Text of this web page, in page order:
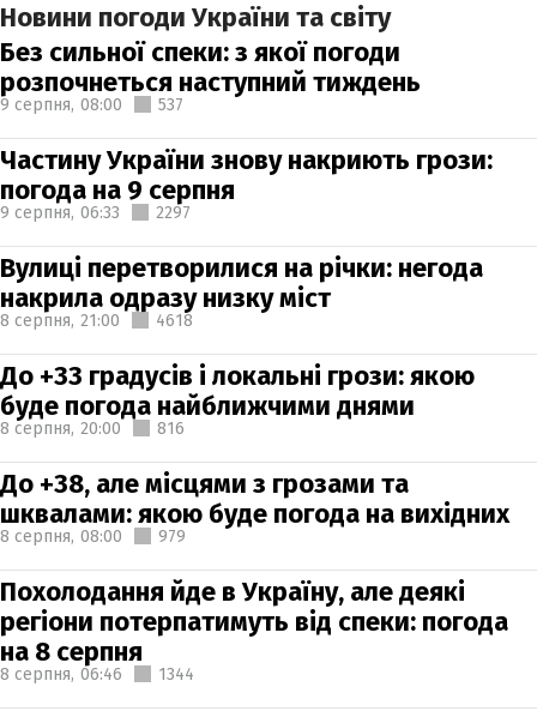
Новини погоди України та світу
Без сильної спеки: з якої погоди
розпочнеться наступний тиждень
9 серпня, 08:00 537
Частину України знову накриють грози:
погода на 9 серпня
9 серпня, 06:33 2297
Вулиці перетворилися на річки: негода
накрила одразу низку міст
8 серпня, 21:00 4618
До +33 градусів і локальні грози: якою
буде погода найближчими днями
8 серпня, 20:00 816
До +38, але місцями з грозами та
шквалами: якою буде погода на вихідних
8 серпня, 08:00 979
Похолодання йде в Україну, але деякі
регіони потерпатимуть від спеки: погода
на 8 серпня
8 серпня, 06:46 1344